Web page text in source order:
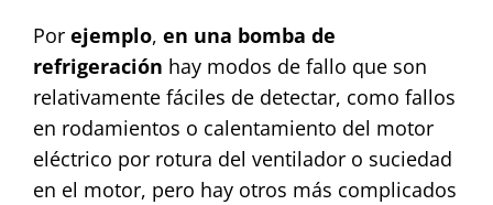
Por ejemplo, en una bomba de
refrigeración hay modos de fallo que son
relativamente fáciles de detectar, como fallos
en rodamientos o calentamiento del motor
eléctrico por rotura del ventilador o suciedad
en el motor, pero hay otros más complicados